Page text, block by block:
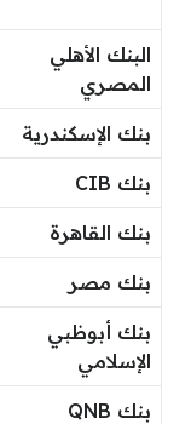
البنك الأهلي
المصري
بنك الإسكندرية
بنك CIB
بنك القاهرة
بنك مصر
بنك أبوظبي
الإسلامي
بنك QNB